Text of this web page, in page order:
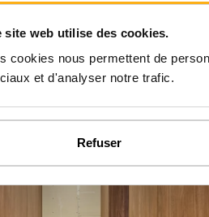
site web utilise des cookies.
cookies nous permettent de
et d'analyser notre trafic.
Refuser